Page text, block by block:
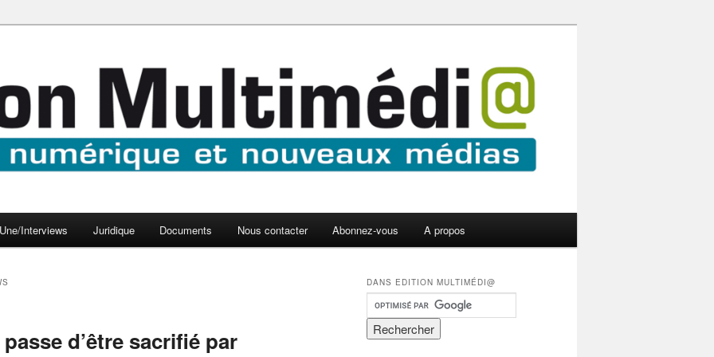
Une/Interviews Juridique Documents Nous contacter Abonnez-vous A propos
d’être sacrifié par
DANS EDITION MULTIMÉDI@